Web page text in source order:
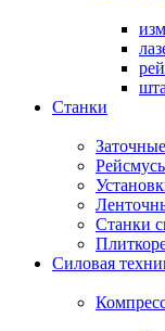
Станки
Станки
Силовая